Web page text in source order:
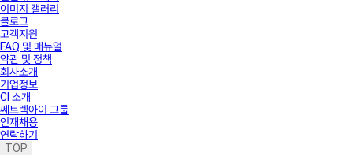
이미지 갤러리
블로그
고객지원
FAQ 및 매뉴얼
약관 및 정책
회사소개
기업정보
CI 소개
쎄트렉아이 그룹
인재채용
연락하기
TOP